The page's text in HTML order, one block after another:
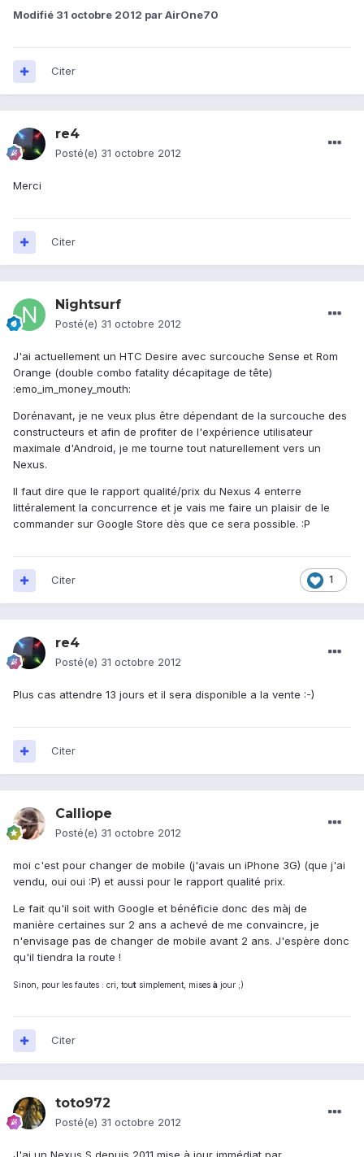
Modifié 31 octobre 2012 par AirOne70
Citer
re4
Posté(e) 31 octobre 2012
Merci
Citer
Nightsurf
Posté(e) 31 octobre 2012
J'ai actuellement un HTC Desire avec surcouche Sense et Rom
Orange (double combo fatality décapitage de tête)
:emo_im_money_mouth:
Dorénavant, je ne veux plus être dépendant de la surcouche des
constructeurs et afin de profiter de l'expérience utilisateur
maximale d'Android, je me tourne tout naturellement vers un
Nexus.
Il faut dire que le rapport qualité/prix du Nexus 4 enterre
littéralement la concurrence et je vais me faire un plaisir de le
commander sur Google Store dès que ce sera possible. :P
1
Citer
re4
Posté(e) 31 octobre 2012
Plus cas attendre 13 jours et il sera disponible a la vente :-)
Citer
Calliope
Posté(e) 31 octobre 2012
moi c'est pour changer de mobile (j'avais un iPhone 3G) (que j'ai
vendu, oui oui :P) et aussi pour le rapport qualité prix.
Le fait qu'il soit with Google et bénéficie donc des màj de
manière certaines sur 2 ans a achevé de me convaincre, je
n'envisage pas de changer de mobile avant 2 ans. J'espère donc
qu'il tiendra la route !
Sinon, pour les fautes : cri, tout simplement, mises à jour ;)
Citer
toto972
Posté(e) 31 octobre 2012